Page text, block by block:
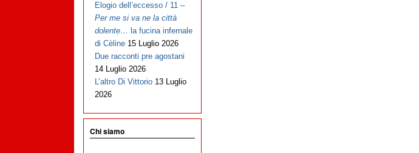
Elogio dell’eccesso / 11 –
Per me si va ne la città
dolente… la fucina infernale
di Cèline 15 Luglio 2026
Due racconti pre agostani
14 Luglio 2026
L’altro Di Vittorio 13 Luglio
2026
Chi siamo